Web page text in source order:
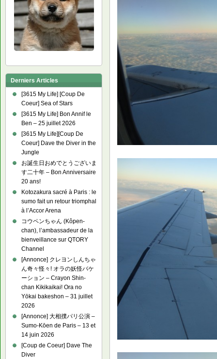
Derniers Articles
[3615 My Life] [Coup De
Coeur] Sea of Stars
[3615 My Life] Bon Annif le
Ben – 25 juillet 2026
[3615 My Life][Coup De
Coeur] Dave the Diver in the
Jungle
お誕生日おめでとうございま
す二十年 – Bon Anniversaire
20 ans!
Kotozakura sacré à Paris : le
sumo fait un retour triomphal
à l’Accor Arena
コウペンちゃん (Kôpen-
chan), l’ambassadeur de la
bienveillance sur QTORY
Channel
[Annonce] クレヨンしんちゃ
ん奇々怪々! オラの妖怪バケ
ーション – Crayon Shin-
chan Kikikaikai! Ora no
Yōkai bakeshon – 31 juillet
2026
[Annonce] 大相撲パリ公演 –
Sumo-Kōen de Paris – 13 et
14 juin 2026
[Coup de Coeur] Dave The
Diver